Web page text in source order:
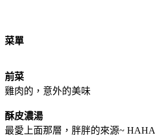
菜單
前菜
雞肉的，意外的美味
酥皮濃湯
最愛上面那層，胖胖的來源~ HAHA